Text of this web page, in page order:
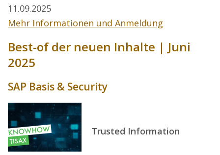
11.09.2025
Mehr Informationen und Anmeldung
Best-of der neuen Inhalte | Juni
2025
SAP Basis & Security
Trusted Information